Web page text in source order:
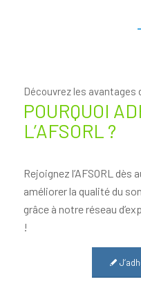
Découvrez les avantages
POURQUOI
L’AFSORL ?
Rejoignez l’AFSORL dès
améliorer la qualité du
grâce à notre réseau
!